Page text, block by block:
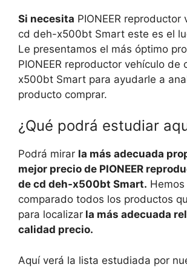
Si necesita PIONEER reproductor
cd deh-x500bt Smart este es el
Le presentamos el más óptimo
PIONEER reproductor vehículo de
x500bt Smart para ayudarle a
producto comprar.
¿Qué podrá estudiar
Podrá mirar la más adecuada
mejor precio de PIONEER
de cd deh-x500bt Smart.
comparado todos los productos
para localizar la más adecuada
calidad precio.
Aquí verá la lista estudiada por